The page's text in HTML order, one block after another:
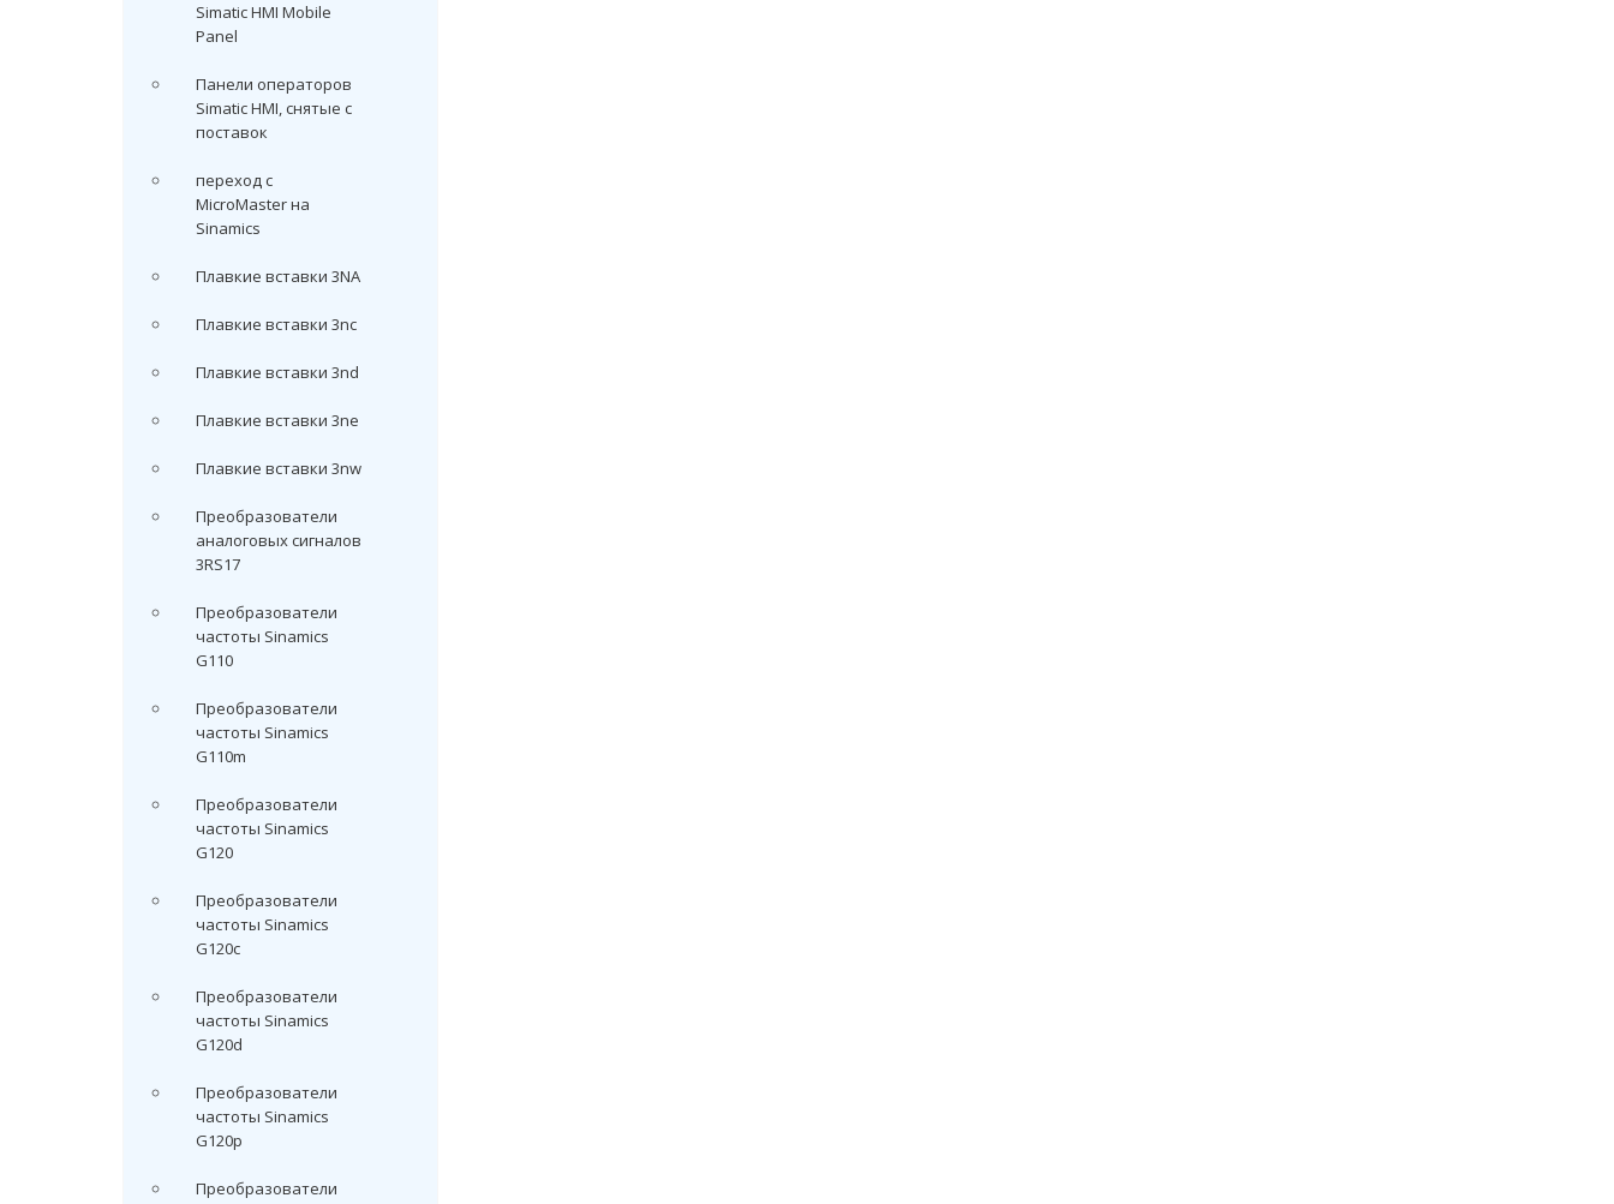
Simatic HMI Mobile
Panel
Панели операторов
Simatic HMI, снятые с
поставок
переход с
MicroMaster на
Sinamics
Плавкие вставки 3NA
Плавкие вставки 3nc
Плавкие вставки 3nd
Плавкие вставки 3ne
Плавкие вставки 3nw
Преобразователи
аналоговых сигналов
3RS17
Преобразователи
частоты Sinamics
G110
Преобразователи
частоты Sinamics
G110m
Преобразователи
частоты Sinamics
G120
Преобразователи
частоты Sinamics
G120c
Преобразователи
частоты Sinamics
G120d
Преобразователи
частоты Sinamics
G120p
Преобразователи